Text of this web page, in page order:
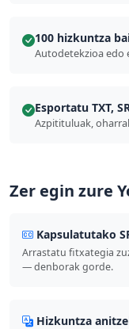
100 hizkuntza
Autodetekzioa edo
Esportatu TXT,
Azpitituluak,
Zer egin zure
Kapsulatutako
Arrastatu fitxategia
— denborak gorde.
Hizkuntza